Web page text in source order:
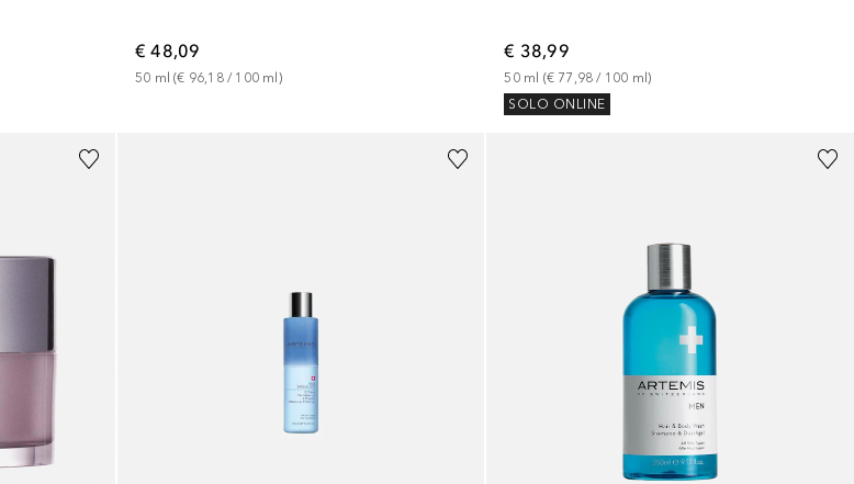
€ 48,09
50 ml (€ 96,18 / 100 ml)
€ 38,99
50 ml (€ 77,98 / 100 ml)
SOLO ONLINE